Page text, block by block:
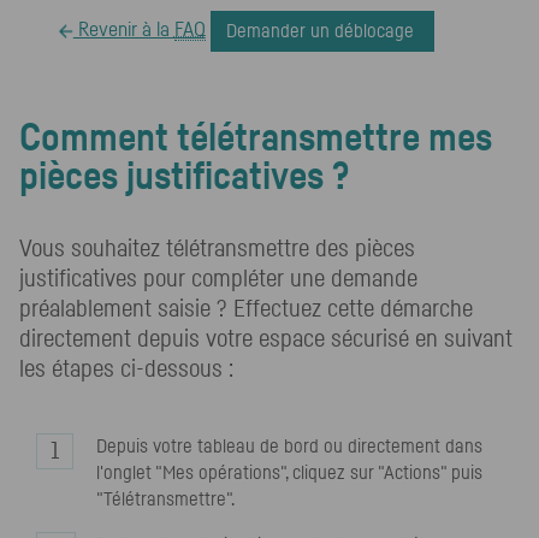
Revenir à la FAQ Demander un déblocage
Comment télétransmettre mes
pièces justificatives ?
Vous souhaitez télétransmettre des pièces
justificatives pour compléter une demande
préalablement saisie ? Effectuez cette démarche
directement depuis votre espace sécurisé en suivant
les étapes ci-dessous :
Depuis votre tableau de bord ou directement dans
l'onglet "Mes opérations", cliquez sur "Actions" puis
"Télétransmettre".